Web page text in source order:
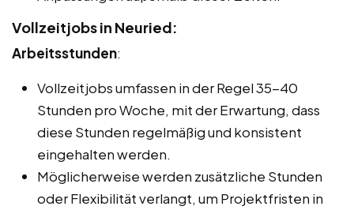
Vollzeitjobs in Neuried:
Arbeitsstunden:
Vollzeitjobs umfassen in der Regel 35-40
Stunden pro Woche, mit der Erwartung, dass
diese Stunden regelmäßig und konsistent
eingehalten werden.
Möglicherweise werden zusätzliche Stunden
oder Flexibilität verlangt, um Projektfristen in